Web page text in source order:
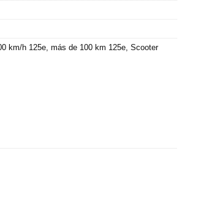
km/h 125e ,más de 100 km 125e ,Scooter